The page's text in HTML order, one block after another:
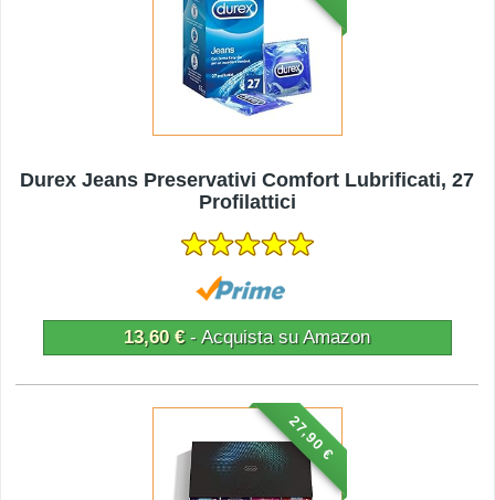
Durex Jeans Preservativi Comfort Lubrificati, 27
Profilattici
13,60 €- Acquista su Amazon
27,90 €